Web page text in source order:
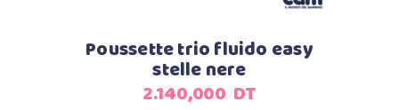
Poussette trio fluido easy
stelle nere
2.140,000 DT